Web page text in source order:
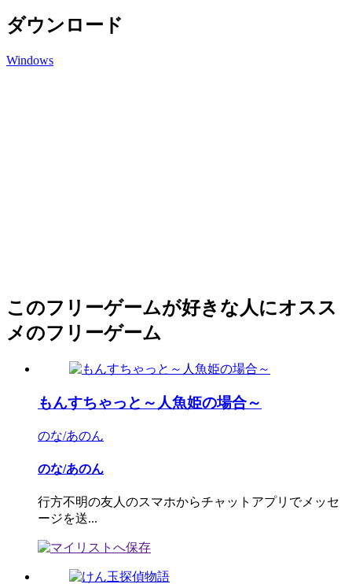
ダウンロード
Windows
このフリーゲームが好きな人にオスス
メのフリーゲーム
もんすちゃっと～人魚姫の場合～
のな/あのん
のな/あのん
行方不明の友人のスマホからチャットアプリでメッセ
ージを送...